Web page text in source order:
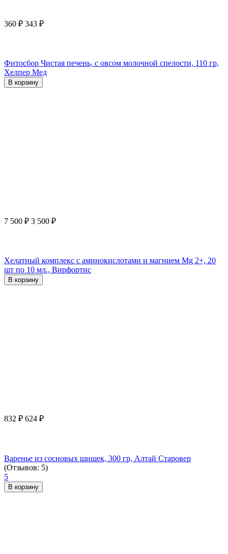
360 ₽ 343 ₽
Фитосбор Чистая печень, с овсом молочной спелости, 110 гр,
Хелпер Мед
В корзину
7 500 ₽ 3 500 ₽
Хелатный комплекс с аминокислотами и магнием Mg 2+, 20
шт по 10 мл., Вирфортис
В корзину
832 ₽ 624 ₽
Варенье из сосновых шишек, 300 гр, Алтай Старовер
(Отзывов: 5)
5
В корзину